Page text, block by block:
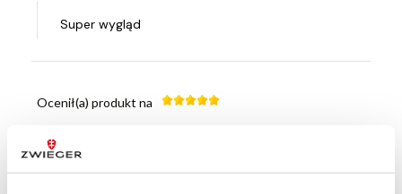
Super wygląd
Ocenił(a) produkt na
Eleganckie!